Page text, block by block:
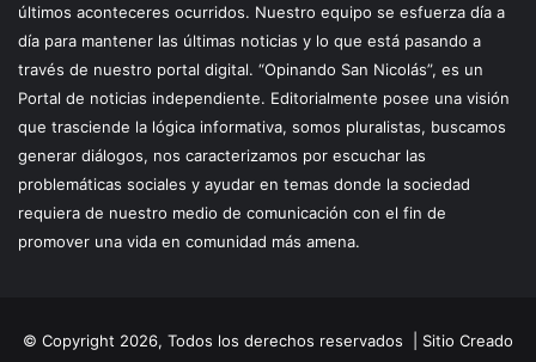
últimos aconteceres ocurridos. Nuestro equipo se esfuerza día a
día para mantener las últimas noticias y lo que está pasando a
través de nuestro portal digital. “Opinando San Nicolás”, es un
Portal de noticias independiente. Editorialmente posee una visión
que trasciende la lógica informativa, somos pluralistas, buscamos
generar diálogos, nos caracterizamos por escuchar las
problemáticas sociales y ayudar en temas donde la sociedad
requiera de nuestro medio de comunicación con el fin de
promover una vida en comunidad más amena.
© Copyright 2026, Todos los derechos reservados | Sitio Creado